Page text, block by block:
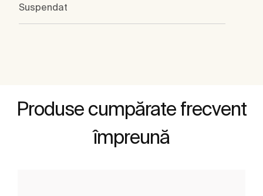
Suspendat
Produse cumpărate frecvent
împreună